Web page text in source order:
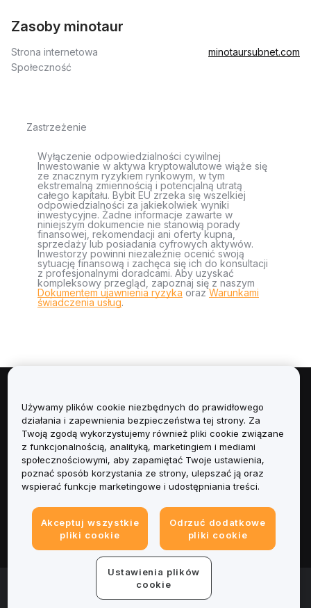
Zasoby minotaur
Strona internetowa
minotaursubnet.com
Społeczność
Zastrzeżenie
Wyłączenie odpowiedzialności cywilnej
Inwestowanie w aktywa kryptowalutowe wiąże się
ze znacznym ryzykiem rynkowym, w tym
ekstremalną zmiennością i potencjalną utratą
całego kapitału. Bybit EU zrzeka się wszelkiej
odpowiedzialności za jakiekolwiek wyniki
inwestycyjne. Żadne informacje zawarte w
niniejszym dokumencie nie stanowią porady
finansowej, rekomendacji ani oferty kupna,
sprzedaży lub posiadania cyfrowych aktywów.
Inwestorzy powinni niezależnie ocenić swoją
sytuację finansową i zachęca się ich do konsultacji
z profesjonalnymi doradcami. Aby uzyskać
kompleksowy przegląd, zapoznaj się z naszym
Dokumentem ujawnienia ryzyka orazWarunkami
świadczenia usług.
Informacje
Usługi
Obsługa Klienta
Informacje prawne
© 2025-2026 Bybit.eu. All rights reserved.
Używamy plików cookie niezbędnych do prawidłowego
działania i zapewnienia bezpieczeństwa tej strony. Za
Twoją zgodą wykorzystujemy również pliki cookie związane
z funkcjonalnością, analityką, marketingiem i mediami
społecznościowymi, aby zapamiętać Twoje ustawienia,
poznać sposób korzystania ze strony, ulepszać ją oraz
wspierać funkcje marketingowe i udostępniania treści.
Akceptuj wszystkie
pliki cookie
Odrzuć dodatkowe
pliki cookie
Ustawienia plików
cookie